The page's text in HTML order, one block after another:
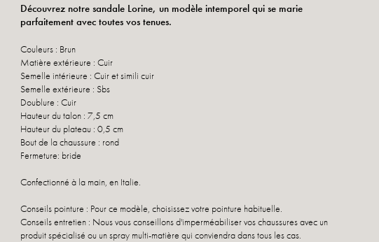
Découvrez notre sandale Lorine, un modèle intemporel qui se marie
parfaitement avec toutes vos tenues.
Couleurs : Brun
Matière extérieure : Cuir
Semelle intérieure : Cuir et simili cuir
Semelle extérieure : Sbs
Doublure : Cuir
Hauteur du talon : 7,5 cm
Hauteur du plateau : 0,5 cm
Bout de la chaussure : rond
Fermeture: bride
Confectionné à la main, en Italie.
Conseils pointure : Pour ce modèle, choisissez votre pointure habituelle.
Conseils entretien : Nous vous conseillons d'imperméabiliser vos chaussures avec un
produit spécialisé ou un spray multi-matière qui conviendra dans tous les cas.